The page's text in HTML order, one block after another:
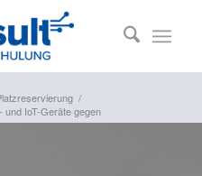
/
und IoT-Geräte gegen